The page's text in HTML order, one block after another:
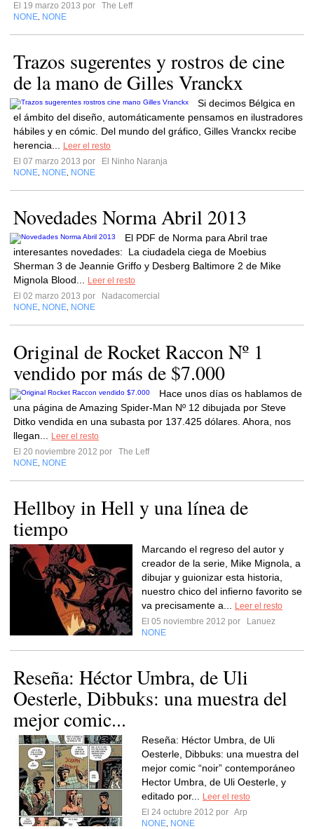
El 19 marzo 2013 por
The Leff
NONE NONE
Trazos sugerentes y rostros de cine
de la mano de Gilles Vranckx
Si decimos Bélgica en
el ámbito del diseño, automáticamente pensamos en ilustradores
hábiles y en cómic. Del mundo del gráfico, Gilles Vranckx recibe
herencia...
Leer el resto
El 07 marzo 2013 por
El Ninho Naranja
NONE NONE NONE
Novedades Norma Abril 2013
El PDF de Norma para Abril trae
interesantes novedades: La ciudadela ciega de Moebius
Sherman 3 de Jeannie Griffo y Desberg Baltimore 2 de Mike
Mignola Blood...
Leer el resto
El 02 marzo 2013 por
Nadacomercial
NONE NONE NONE
Original de Rocket Raccon Nº 1
vendido por más de $7.000
Hace unos días os hablamos de
una página de Amazing Spider-Man Nº 12 dibujada por Steve
Ditko vendida en una subasta por 137.425 dólares. Ahora, nos
llegan...
Leer el resto
El 20 noviembre 2012 por
The Leff
NONE NONE
Hellboy in Hell y una línea de
tiempo
Marcando el regreso del autor y
creador de la serie, Mike Mignola, a
dibujar y guionizar esta historia,
nuestro chico del infierno favorito se
va precisamente a...
Leer el resto
El 05 noviembre 2012 por
Lanuez
NONE
Reseña: Héctor Umbra, de Uli
Oesterle, Dibbuks: una muestra del
mejor comic...
Reseña: Héctor Umbra, de Uli
Oesterle, Dibbuks: una muestra del
mejor comic “noir” contemporáneo
Hector Umbra, de Uli Oesterle, y
editado por...
Leer el resto
El 24 octubre 2012 por Arp
NONE NONE